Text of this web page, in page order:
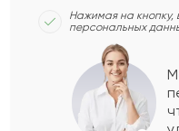
Батырсаян
Нажимая на кнопку,
персональных